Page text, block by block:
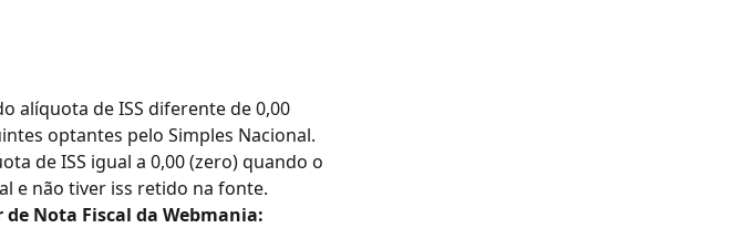
alíquota de ISS diferente de 0,00
optantes pelo Simples Nacional.
de ISS igual a 0,00 (zero) quando o
e não tiver iss retido na fonte.
Nota Fiscal da Webmania: